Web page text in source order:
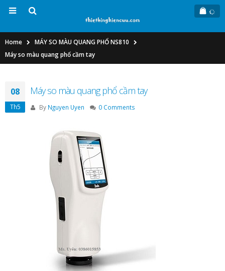
Home
MÁY SO MÀU QUANG PHỔ NS810
Máy so màu quang phổ cầm tay
08
Th5
Máy so màu quang phổ cầm tay
By Nguyen Uyen 0 Comments